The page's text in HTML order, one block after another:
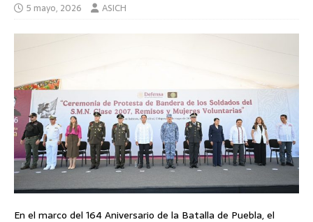
5 mayo, 2026 ASICH
En el marco del 164 Aniversario de la Batalla de Puebla, el